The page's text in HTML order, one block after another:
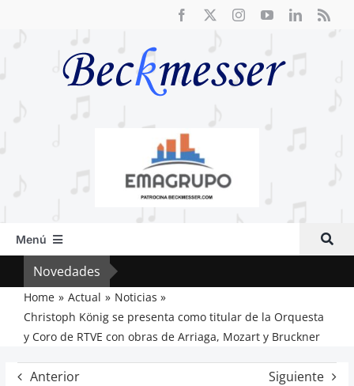
Menú
Inicio
Actual
Artículos
Crítica
Previos de ópera
Novedades
Home Actual
Noticias
Christoph König se presenta como titular de la Orquesta
y Coro de RTVE con obras de Arriaga, Mozart y Bruckner
Anterior Siguiente